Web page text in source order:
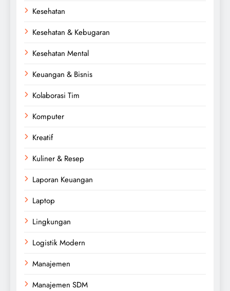
Kesehatan
Kesehatan & Kebugaran
Kesehatan Mental
Keuangan & Bisnis
Kolaborasi Tim
Komputer
Kreatif
Kuliner & Resep
Laporan Keuangan
Laptop
Lingkungan
Logistik Modern
Manajemen
Manajemen SDM